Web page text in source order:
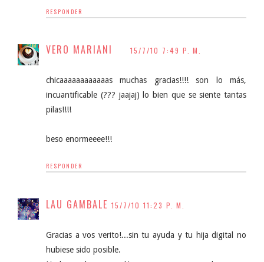
RESPONDER
VERO MARIANI 15/7/10 7:49 P. M.
chicaaaaaaaaaaaas muchas gracias!!!! son lo más,
incuantificable (??? jaajaj) lo bien que se siente tantas
pilas!!!!
beso enormeeee!!!
RESPONDER
LAU GAMBALE 15/7/10 11:23 P. M.
Gracias a vos verito!...sin tu ayuda y tu hija digital no
hubiese sido posible.